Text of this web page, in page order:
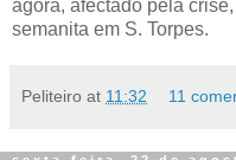
agora, afectado pela
semanita em S. Torpes.
Peliteiro at 11:32 11